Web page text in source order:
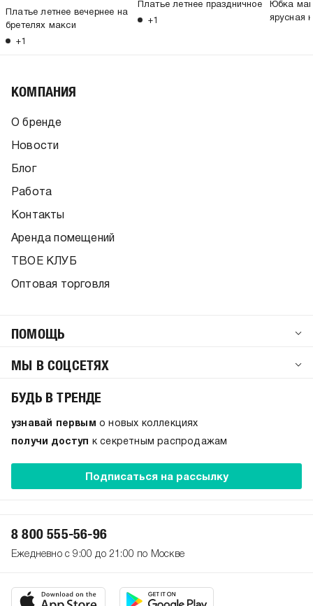
Платье летнее вечернее на
бретелях макси
+1
Платье летнее праздничное
+1
Юбка
ярусная
КОМПАНИЯ
О бренде
Новости
Блог
Работа
Контакты
Аренда помещений
ТВОЕ КЛУБ
Оптовая торговля
ПОМОЩЬ
МЫ В СОЦСЕТЯХ
БУДЬ В ТРЕНДЕ
узнавай первым о новых коллекциях
получи доступ к секретным распродажам
Подписаться на рассылку
8 800 555-56-96
Ежедневно с 9:00 до 21:00 по Москве